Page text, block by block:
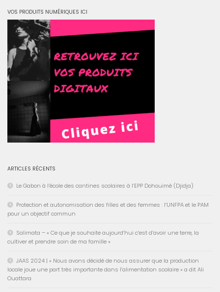
VOS PRODUITS NUMÉRIQUES ICI
ARTICLES RÉCENTS
Le Gabon à l’école des cantines scolaires à l’EPP Dohouimè (Djidja)
Protection et autonomisation des filles et des femmes : l’UNFPA et le PAM
pour un objectif commun
Salimata – « Ce que je souhaite aujourd’hui c’est d’avoir une terre, la
cultiver et prendre soin de ma famille »
JAAS 2024 | « Nous avons décidé de nous assurer que la production
locale joue une part très importante dans l’alimentation scolaire » a dit Ali
Ouattara